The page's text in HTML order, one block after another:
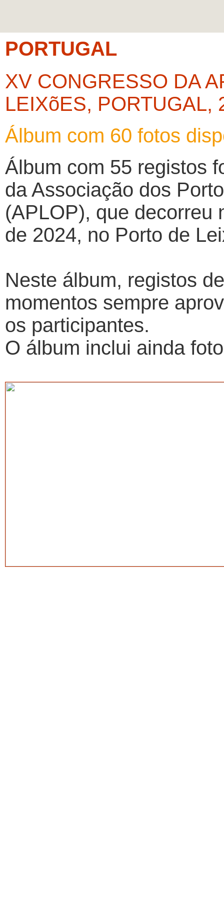
PORTUGAL
XV CONGRESSO DA
LEIXõES, PORTUGAL,
Álbum com 60 fotos
Álbum com 55 registos
da Associação dos
(APLOP), que decorreu
de 2024, no Porto de
Neste álbum, registos
momentos sempre
os participantes.
O álbum inclui ainda